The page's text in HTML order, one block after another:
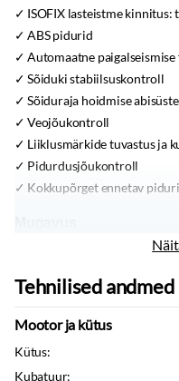
ISOFIX lasteistme kinnitus:
ABS pidurid
Automaatne
Sõiduki stabiilsuskontroll
Sõiduraja hoidmise
Veojõukontroll
Liiklusmärkide tuvastus ja
Pidurdusjõukontroll
Kokkupõrget ennetav
Välispeeglid:elektrilised,
Parkimiskaamera
Follow Me Home’i
Tehnilised andmed
Mootor ja kütus
Kütus:
Kubatuur: